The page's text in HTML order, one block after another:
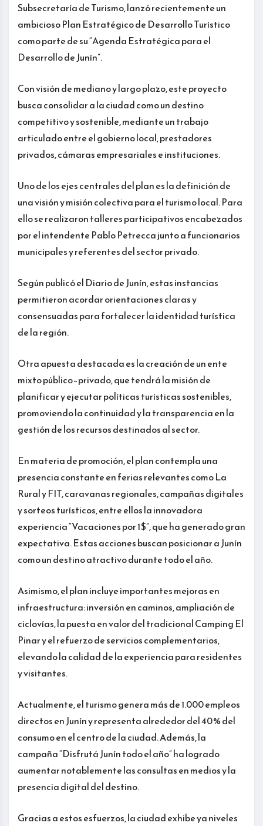
Subsecretaría de Turismo, lanzó recientemente un
ambicioso Plan Estratégico de Desarrollo Turístico
como parte de su “Agenda Estratégica para el
Desarrollo de Junín”.
Con visión de mediano y largo plazo, este proyecto
busca consolidar a la ciudad como un destino
competitivo y sostenible, mediante un trabajo
articulado entre el gobierno local, prestadores
privados, cámaras empresariales e instituciones.
Uno de los ejes centrales del plan es la definición de
una visión y misión colectiva para el turismo local. Para
ello se realizaron talleres participativos encabezados
por el intendente Pablo Petrecca junto a funcionarios
municipales y referentes del sector privado.
Según publicó el Diario de Junín, estas instancias
permitieron acordar orientaciones claras y
consensuadas para fortalecer la identidad turística
de la región.
Otra apuesta destacada es la creación de un ente
mixto público–privado, que tendrá la misión de
planificar y ejecutar políticas turísticas sostenibles,
promoviendo la continuidad y la transparencia en la
gestión de los recursos destinados al sector.
En materia de promoción, el plan contempla una
presencia constante en ferias relevantes como La
Rural y FIT, caravanas regionales, campañas digitales
y sorteos turísticos, entre ellos la innovadora
experiencia “Vacaciones por 1 $”, que ha generado gran
expectativa. Estas acciones buscan posicionar a Junín
como un destino atractivo durante todo el año.
Asimismo, el plan incluye importantes mejoras en
infraestructura: inversión en caminos, ampliación de
ciclovías, la puesta en valor del tradicional Camping El
Pinar y el refuerzo de servicios complementarios,
elevando la calidad de la experiencia para residentes
y visitantes.
Actualmente, el turismo genera más de 1.000 empleos
directos en Junín y representa alrededor del 40 % del
consumo en el centro de la ciudad. Además, la
campaña “Disfrutá Junín todo el año” ha logrado
aumentar notablemente las consultas en medios y la
presencia digital del destino.
Gracias a estos esfuerzos, la ciudad exhibe ya niveles